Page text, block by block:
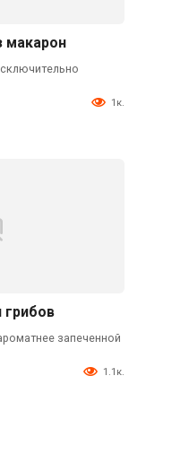
макарон
1к.
грибов
запеченной
1.1к.